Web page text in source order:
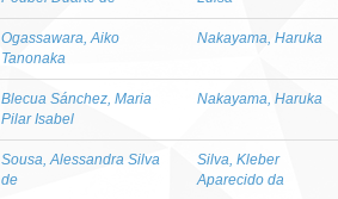
Ogassawara, Aiko
Tanonaka
Nakayama, Haruka
Blecua Sánchez, Maria
Pilar Isabel
Nakayama, Haruka
Sousa, Alessandra Silva
de
Silva, Kleber
Aparecido da